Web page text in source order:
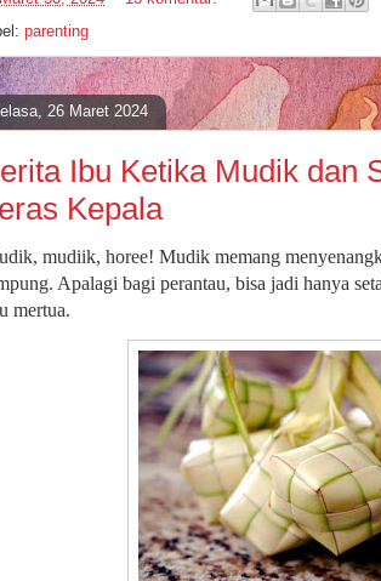
parenting
26 Maret 2024
Ibu Ketika Mudik dan
Kepala
mudiik, horee! Mudik memang
Apalagi bagi perantau, bisa jadi hanya
mertua.